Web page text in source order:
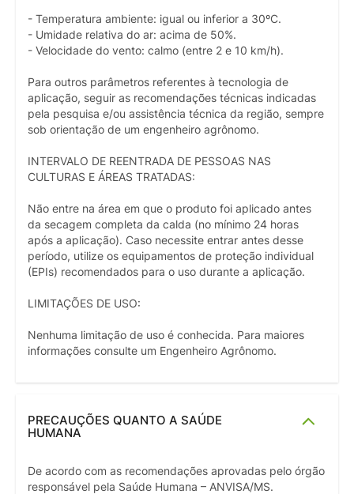
- Temperatura ambiente: igual ou inferior a 30ºC.
- Umidade relativa do ar: acima de 50%.
- Velocidade do vento: calmo (entre 2 e 10 km/h).
Para outros parâmetros referentes à tecnologia de
aplicação, seguir as recomendações técnicas indicadas
pela pesquisa e/ou assistência técnica da região, sempre
sob orientação de um engenheiro agrônomo.
INTERVALO DE REENTRADA DE PESSOAS NAS
CULTURAS E ÁREAS TRATADAS:
Não entre na área em que o produto foi aplicado antes
da secagem completa da calda (no mínimo 24 horas
após a aplicação). Caso necessite entrar antes desse
período, utilize os equipamentos de proteção individual
(EPIs) recomendados para o uso durante a aplicação.
LIMITAÇÕES DE USO:
Nenhuma limitação de uso é conhecida. Para maiores
informações consulte um Engenheiro Agrônomo.
PRECAUÇÕES QUANTO A SAÚDE
HUMANA
De acordo com as recomendações aprovadas pelo órgão
responsável pela Saúde Humana – ANVISA/MS.